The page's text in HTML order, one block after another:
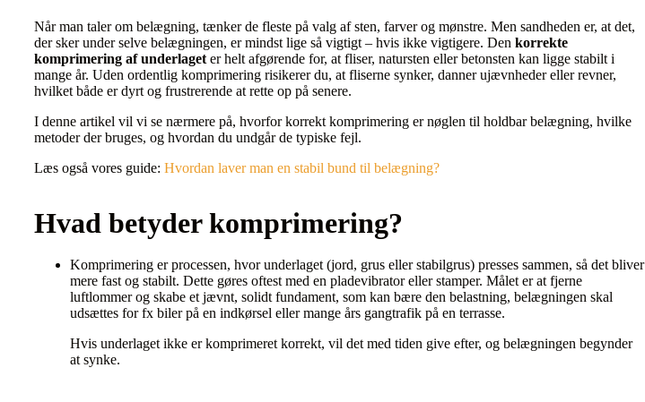
Når man taler om belægning, tænker de fleste på valg af sten, farver og mønstre. Men sandheden er, at det,
der sker under selve belægningen, er mindst lige så vigtigt – hvis ikke vigtigere. Den korrekte
komprimering af underlaget er helt afgørende for, at fliser, natursten eller betonsten kan ligge stabilt i
mange år. Uden ordentlig komprimering risikerer du, at fliserne synker, danner ujævnheder eller revner,
hvilket både er dyrt og frustrerende at rette op på senere.
I denne artikel vil vi se nærmere på, hvorfor korrekt komprimering er nøglen til holdbar belægning, hvilke
metoder der bruges, og hvordan du undgår de typiske fejl.
Læs også vores guide: Hvordan laver man en stabil bund til belægning?
Hvad betyder komprimering?
Komprimering er processen, hvor underlaget (jord, grus eller stabilgrus) presses sammen, så det bliver
mere fast og stabilt. Dette gøres oftest med en pladevibrator eller stamper. Målet er at fjerne
luftlommer og skabe et jævnt, solidt fundament, som kan bære den belastning, belægningen skal
udsættes for fx biler på en indkørsel eller mange års gangtrafik på en terrasse.
Hvis underlaget ikke er komprimeret korrekt, vil det med tiden give efter, og belægningen begynder
at synke.